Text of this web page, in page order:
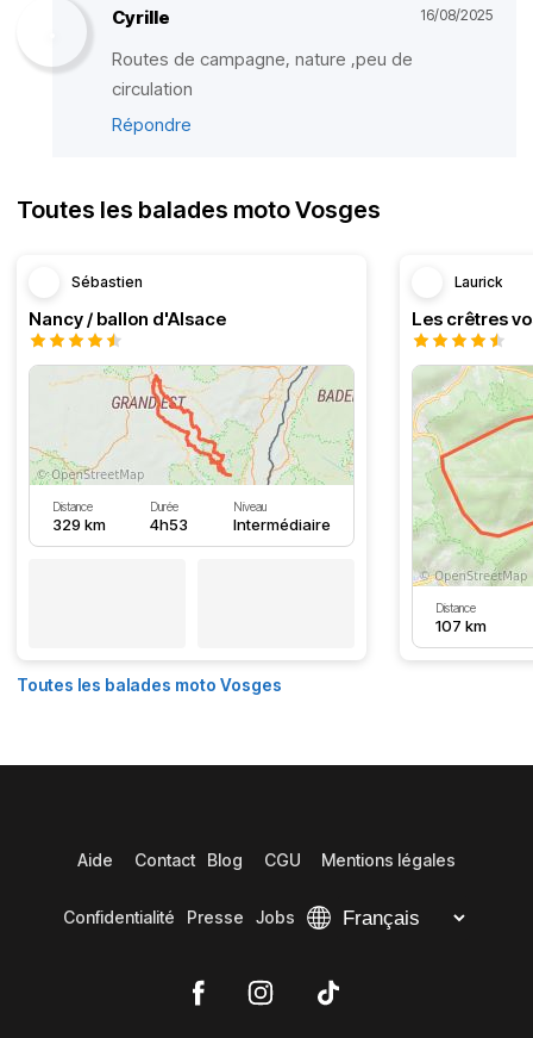
Cyrille 16/08/2025
Routes de campagne, nature ,peu de
circulation
Répondre
Toutes les balades moto Vosges
Sébastien
Nancy / ballon d'Alsace
Distance
329 km
Durée
4h53
Niveau
Intermédiaire
Laurick
Distance
107 km
Toutes les balades moto Vosges
Aide Contact Blog CGU Mentions légales
Confidentialité Presse Jobs